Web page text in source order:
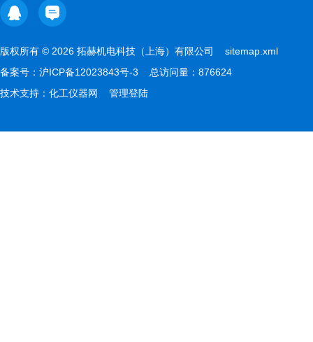
版权所有 © 2026 拓赫机电科技（上海）有限公司 sitemap.xml
备案号： 沪ICP备12023843号-3 总访问量：876624
技术支持： 化工仪器网 管理登陆